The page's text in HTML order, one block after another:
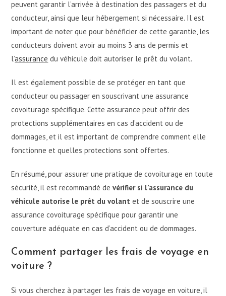
peuvent garantir l’arrivée à destination des passagers et du
conducteur, ainsi que leur hébergement si nécessaire. Il est
important de noter que pour bénéficier de cette garantie, les
conducteurs doivent avoir au moins 3 ans de permis et
l’assurance du véhicule doit autoriser le prêt du volant.
Il est également possible de se protéger en tant que
conducteur ou passager en souscrivant une assurance
covoiturage spécifique. Cette assurance peut offrir des
protections supplémentaires en cas d’accident ou de
dommages, et il est important de comprendre comment elle
fonctionne et quelles protections sont offertes.
En résumé, pour assurer une pratique de covoiturage en toute
sécurité, il est recommandé devérifier si l’assurance du
véhicule autorise le prêt du volant et de souscrire une
assurance covoiturage spécifique pour garantir une
couverture adéquate en cas d’accident ou de dommages.
Comment partager les frais de voyage en
voiture ?
Si vous cherchez à partager les frais de voyage en voiture, il